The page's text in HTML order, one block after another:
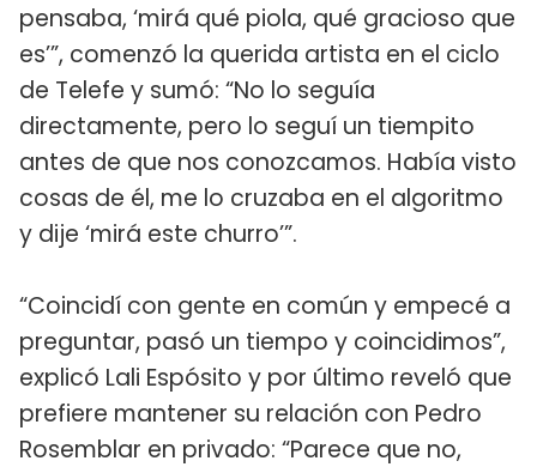
pensaba, ‘mirá qué piola, qué gracioso que
es’”, comenzó la querida artista en el ciclo
de Telefe y sumó: “No lo seguía
directamente, pero lo seguí un tiempito
antes de que nos conozcamos. Había visto
cosas de él, me lo cruzaba en el algoritmo
y dije ‘mirá este churro’”.
“Coincidí con gente en común y empecé a
preguntar, pasó un tiempo y coincidimos”,
explicó Lali Espósito y por último reveló que
prefiere mantener su relación con Pedro
Rosemblar en privado: “Parece que no,